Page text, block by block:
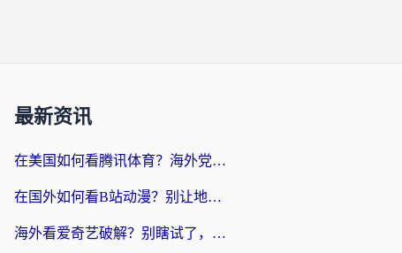
最新资讯
在美国如何看腾讯体育？海外党解锁NBA欧洲杯直播的终极攻略
在国外如何看B站动漫？别让地区限制打断你的追番节奏
海外看爱奇艺破解？别瞎试了，这才是留学生华人追剧看球的正确打开方式